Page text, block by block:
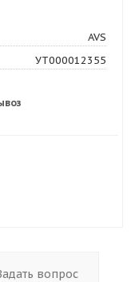
AVS
УТ000012355
вопрос